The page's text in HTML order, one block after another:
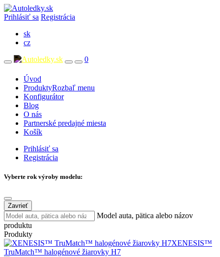
Prihlásiť sa Registrácia
sk
cz
0
Úvod
ProduktyRozbaľ menu
Konfigurátor
Blog
O nás
Partnerské predajné miesta
Košík
Prihlásiť sa
Registrácia
Vyberte rok výroby modelu:
Zavrieť
Model auta, pätica alebo názov
produktu
Produkty
XENESIS™
TruMatch™ halogénové žiarovky H7